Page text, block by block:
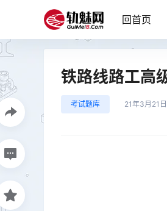
回首页
铁路线路工高
考试题库 21年3月21日